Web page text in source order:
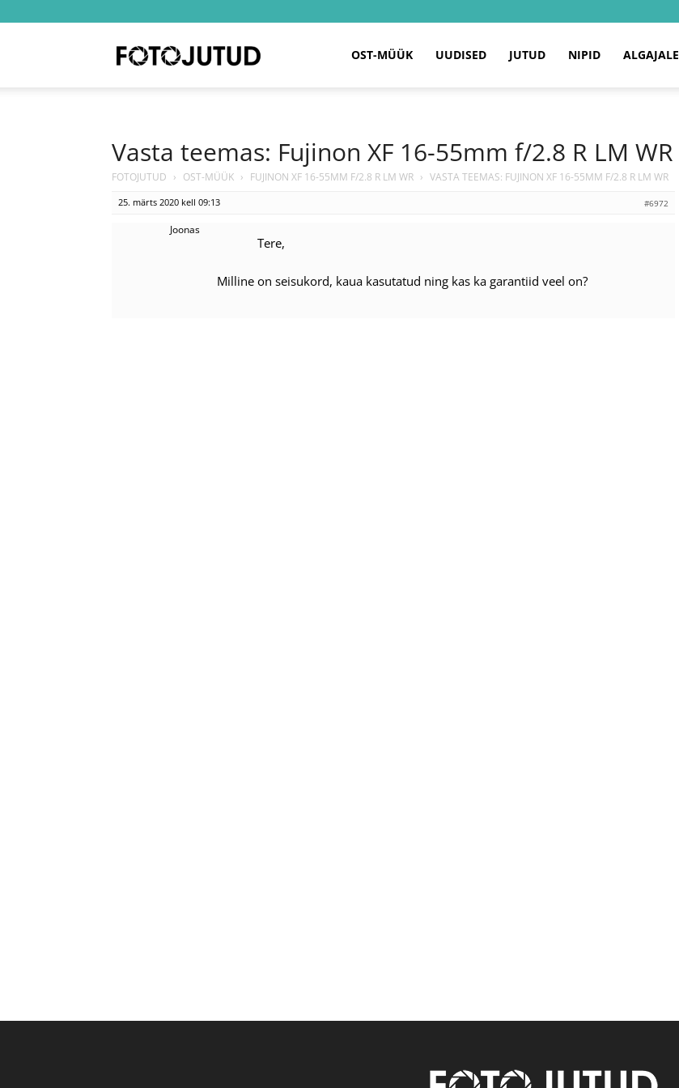
OST-MÜÜK UUDISED JUTUD NIPID ALGAJALE
Vasta teemas: Fujinon XF 16-55mm f/2.8 R LM WR
FOTOJUTUD › OST-MÜÜK › FUJINON XF 16-55MM F/2.8 R LM WR › VASTA TEEMAS: FUJINON XF 16-55MM F/2.8 R LM WR
25. märts 2020 kell 09:13 #6972
Joonas
Tere,
Milline on seisukord, kaua kasutatud ning kas ka garantiid veel on?